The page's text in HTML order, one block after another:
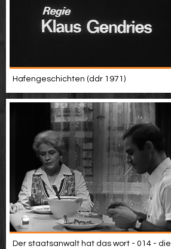
Hafengeschichten (ddr 1971)
Der staatsanwalt hat das wort - 014 - die